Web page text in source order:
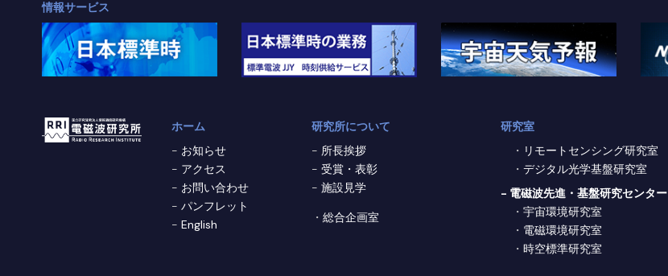
情報サービス
ホーム
お知らせ
アクセス
お問い合わせ
パンフレット
English
研究所について
所長挨拶
受賞・表彰
施設見学
総合企画室
研究室
リモートセンシング研究室
デジタル光学基盤研究室
- 電磁波先進・基盤研究センター
宇宙環境研究室
電磁環境研究室
時空標準研究室